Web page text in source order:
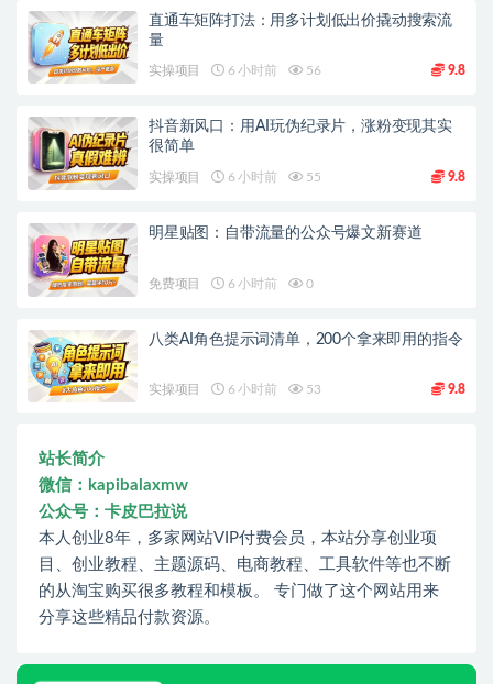
直通车矩阵打法：用多计划低出价撬动搜索流
量
实操项目 6 小时前 56 9.8
抖音新风口：用AI玩伪纪录片，涨粉变现其实
很简单
实操项目 6 小时前 55 9.8
明星贴图：自带流量的公众号爆文新赛道
免费项目 6 小时前 0
八类AI角色提示词清单，200个拿来即用的指令
实操项目 6 小时前 53 9.8
站长简介
微信：kapibalaxmw
公众号：卡皮巴拉说
本人创业8年，多家网站VIP付费会员，本站分享创业项
目、创业教程、主题源码、电商教程、工具软件等也不断
的从淘宝购买很多教程和模板。 专门做了这个网站用来
分享这些精品付款资源。